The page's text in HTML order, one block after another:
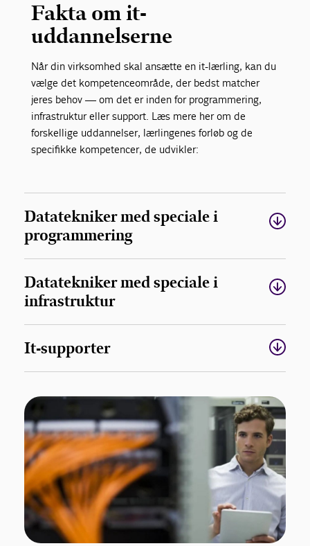
Fakta om it-
uddannelserne
Når din virksomhed skal ansætte en it-lærling, kan du
vælge det kompetenceområde, der bedst matcher
jeres behov — om det er inden for programmering,
infrastruktur eller support. Læs mere her om de
forskellige uddannelser, lærlingenes forløb og de
specifikke kompetencer, de udvikler:
Datatekniker med speciale i
programmering
Datatekniker med speciale i
infrastruktur
It-supporter